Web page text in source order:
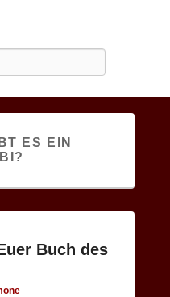
ES EIN
Buch des